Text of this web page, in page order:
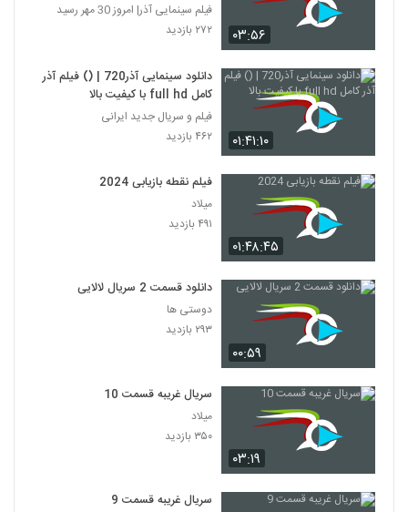
۰۳:۵۶
فیلم سینمایی آذر| امروز 30 مهر رسید
۲۷۲ بازدید
۰۱:۴۱:۱۰
دانلود سینمایی آذر720 | () فیلم آذر
کامل full hd با کیفیت بالا
فیلم و سریال جدید ایرانی
۴۶۲ بازدید
۰۱:۴۸:۴۵
فیلم نقطه بازیابی 2024
میلاد
۴۹۱ بازدید
۰۰:۵۹
دانلود قسمت 2 سریال لالایی
دوستی ها
۲۹۳ بازدید
۰۳:۱۹
سریال غریبه قسمت 10
میلاد
۳۵۰ بازدید
سریال غریبه قسمت 9